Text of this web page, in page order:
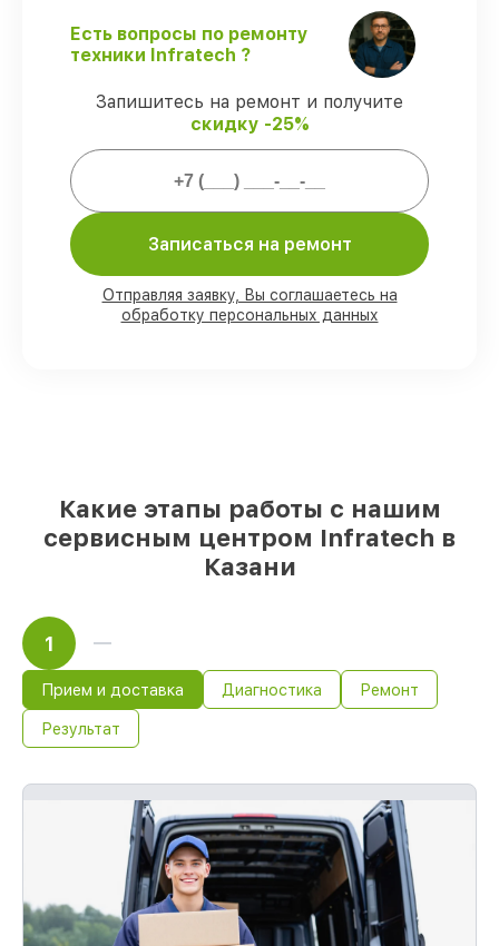
Гарантийное сопровождение – все
работы и запчасти защищены
официальной гарантией Infratech.
Мы гарантируем:
80%
работ закрываем с возможностью
деталей Infratech есть в наличии в
мастерской или на складе в Казани,
остальные доставляются быстро
Подлинные запчасти Infratech и
Есть вопросы по ремонту
техники Infratech ?
Запишитесь на ремонт и получите
скидку -25%
Записаться на ремонт
Отправляя заявку, Вы соглашаетесь на
обработку персональных данных
Какие этапы работы с нашим
сервисным центром Infratech в
Казани
1
Прием и доставка Диагностика Ремонт
Результат